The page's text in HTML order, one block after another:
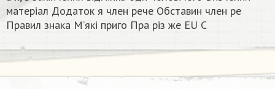
я
матеріал Додаток я член рече Обставин член ре
Правил знака М’які приго Пра різ же EU C​